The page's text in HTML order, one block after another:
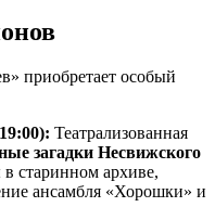
приобретает особый
Театрализованная
загадки Несвижского
старинном архиве,
ансамбля «Хорошки» и